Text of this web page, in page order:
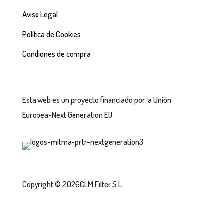
Aviso Legal
Política de Cookies
Condiones de compra
Esta web es un proyecto financiado por la Unión
Europea-Next Generation EU
Copyright © 2026CLM Filter S.L.